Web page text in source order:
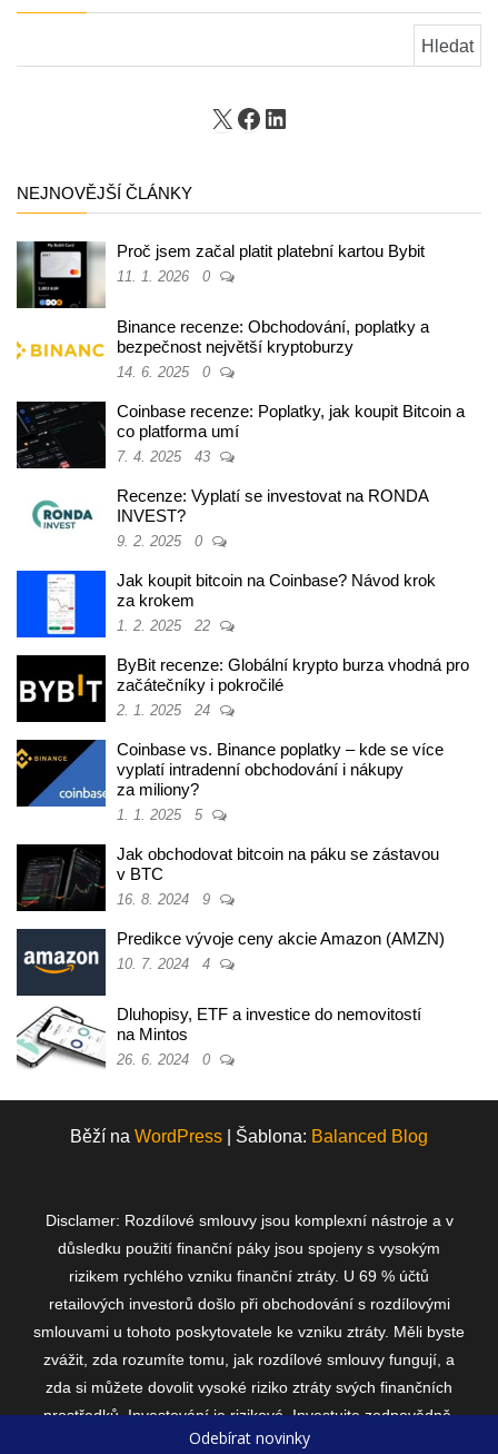
X Facebook
LinkedIn
NEJNOVĚJŠÍ ČLÁNKY
Proč jsem začal platit platební kartou Bybit
11. 1. 2026 0
Binance recenze: Obchodování, poplatky a
bezpečnost největší kryptoburzy
14. 6. 2025 0
Coinbase recenze: Poplatky, jak koupit Bitcoin a
co platforma umí
7. 4. 2025 43
Recenze: Vyplatí se investovat na RONDA
INVEST?
9. 2. 2025 0
Jak koupit bitcoin na Coinbase? Návod krok
za krokem
1. 2. 2025 22
ByBit recenze: Globální krypto burza vhodná pro
začátečníky i pokročilé
2. 1. 2025 24
Coinbase vs. Binance poplatky – kde se více
vyplatí intradenní obchodování i nákupy
za miliony?
1. 1. 2025 5
Jak obchodovat bitcoin na páku se zástavou
v BTC
16. 8. 2024 9
Predikce vývoje ceny akcie Amazon (AMZN)
10. 7. 2024 4
Dluhopisy, ETF a investice do nemovitostí
na Mintos
26. 6. 2024 0
Běží na WordPress Šablona: Balanced Blog
Disclamer: Rozdílové smlouvy jsou komplexní nástroje a v
důsledku použití finanční páky jsou spojeny s vysokým
rizikem rychlého vzniku finanční ztráty. U 69 % účtů
retailových investorů došlo při obchodování s rozdílovými
smlouvami u tohoto poskytovatele ke vzniku ztráty. Měli byste
zvážit, zda rozumíte tomu, jak rozdílové smlouvy fungují, a
zda si můžete dovolit vysoké riziko ztráty svých finančních
prostředků. Investování je rizikové. Investujte zodpovědně.
Odebírat novinky